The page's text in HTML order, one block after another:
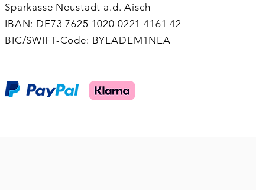
Sparkasse Neustadt a.d. Aisch
IBAN: DE73 7625 1020 0221 4161 42
BIC/SWIFT-Code: BYLADEM1NEA